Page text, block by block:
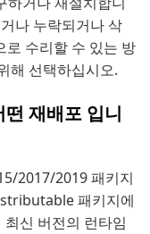
나 누락되거나 삭
로 수리할 수 있는 방
해 선택하십시오.
재배포 입니
2017/2019 패키지
패키지에
신 버전의 런타임